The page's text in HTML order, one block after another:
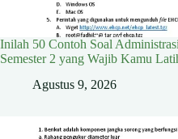
Inilah 50 Contoh Soal
Semester 2 yang Wajib Kamu
Agustus 9, 2026